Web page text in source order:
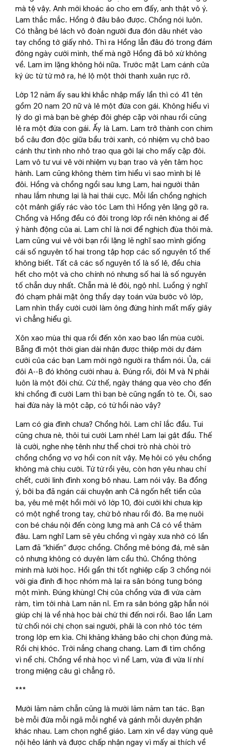
mà tệ vậy. Anh mới khoác áo cho em đấy, anh thật vô ý.
Lam thắc mắc. Hồng ở đâu bảo được. Chồng nói luôn.
Có thằng bé lách vô đoàn người đưa đón dâu nhét vào
tay chồng tờ giấy nhỏ. Thì ra Hồng lẫn đâu đó trong đám
đông ngày cưới mình, thế mà ngỡ Hồng đã bỏ xứ không
về. Lam im lặng không hỏi nữa. Trước mặt Lam cánh cửa
ký ức từ từ mở ra, hé lộ một thời thanh xuân rực rỡ.
Lớp 12 năm ấy sau khi khắc nhập mấy lần thì có 41 tên
gồm 20 nam 20 nữ và lẻ một đứa con gái. Không hiểu vì
lý do gì mà bạn bè ghép đôi ghép cặp với nhau rồi cũng
lẻ ra một đứa con gái. Ấy là Lam. Lam trở thành con chim
bồ câu đơn độc giữa bầu trời xanh, có nhiệm vụ chở bao
cánh thư tình nho nhỏ trao qua gởi lại cho mấy cặp đôi.
Lam vô tư vui vẻ với nhiệm vụ bạn trao và yên tâm học
hành. Lam cũng không thèm tìm hiểu vì sao mình bị lẻ
đôi. Hồng và chồng ngồi sau lưng Lam, hai người thân
nhau lắm nhưng lại là hai thái cực. Mỗi lần chồng nghịch
cột mảnh giấy rác vào tóc Lam thì Hồng yên lặng gỡ ra.
Chồng và Hồng đều có đôi trong lớp rồi nên không ai để
ý hành động của ai. Lam chỉ là nơi để nghịch đùa thôi mà.
Lam cũng vui vẻ với bạn rồi lặng lẽ nghĩ sao mình giống
cái số nguyên tố hai trong tập hợp các số nguyên tố thế
không biết. Tất cả các số nguyên tố là số lẻ, đều chia
hết cho một và cho chính nó nhưng số hai là số nguyên
tố chẵn duy nhất. Chẵn mà lẻ đôi, ngộ nhỉ. Luồng ý nghĩ
đó chạm phải mặt ông thầy dạy toán vừa bước vô lớp,
Lam nhìn thầy cười cười làm ông đứng hình mất mấy giây
vì chẳng hiểu gì.
Xôn xao mùa thi qua rồi đến xôn xao bao lần mùa cưới.
Bẵng đi một thời gian dài nhận được thiệp mời dự đám
cưới của các bạn Lam mới ngớ người ra thầm nói. Ủa, cái
đôi A--B đó không cưới nhau à. Đúng rồi, đôi M và N phải
luôn là một đôi chứ. Cứ thế, ngày tháng qua vèo cho đến
khi chồng đi cưới Lam thì bạn bè cũng ngẩn tò te. Ôi, sao
hai đứa này là một cặp, có từ hồi nào vậy?
Lam có gia đình chưa? Chồng hỏi. Lam chỉ lắc đầu. Tui
cũng chưa nè, thôi tui cưới Lam nhé! Lam lại gật đầu. Thế
là cưới, nghe nhẹ tênh như thể chơi trò nhà chòi trò
chồng chồng vợ vợ hồi con nít vậy. Mẹ hỏi có yêu chồng
không mà chịu cưới. Từ từ rồi yêu, còn hơn yêu nhau chí
chết, cưới linh đình xong bỏ nhau. Lam nói vậy. Ba đồng
ý, bởi ba đã ngán cái chuyện anh Cả ngốn hết tiền của
ba, yêu mê mệt hồi mới vô lớp 10, đòi cưới khi chưa kịp
có một nghề trong tay, chừ bỏ nhau rồi đó. Ba mẹ nuôi
con bé cháu nội đến còng lưng mà anh Cả có về thăm
đâu. Lam nghĩ Lam sẽ yêu chồng vì ngày xưa nhớ có lần
Lam đã “khiến” được chồng. Chồng mê bóng đá, mê sân
cỏ nhưng không có duyên làm cầu thủ. Chồng thông
minh mà lười học. Hồi gần thi tốt nghiệp cấp 3 chồng nói
với gia đình đi học nhóm mà lại ra sân bóng tung bóng
một mình. Đúng khùng! Chị của chồng vừa đi vừa càm
ràm, tìm tới nhà Lam năn nỉ. Em ra sân bóng gặp hắn nói
giúp chị là về nhà học bài chứ thi đến nơi rồi. Bao lần Lam
từ chối nói chị chọn sai người, phải là con nhỏ tóc tém
trong lớp em kìa. Chị khăng khăng bảo chị chọn đúng mà.
Rồi chị khóc. Trời nắng chang chang. Lam đi tìm chồng
vì nể chị. Chồng về nhà học vì nể Lam, vừa đi vừa lí nhí
trong miệng câu gì chẳng rõ.
***
Mười lăm năm chẵn cũng là mười lăm năm tan tác. Bạn
bè mỗi đứa mỗi ngã mỗi nghề và gánh mỗi duyên phận
khác nhau. Lam chọn nghề giáo. Lam xin về dạy vùng quê
nội hẻo lánh và được chấp nhận ngay vì mấy ai thích về